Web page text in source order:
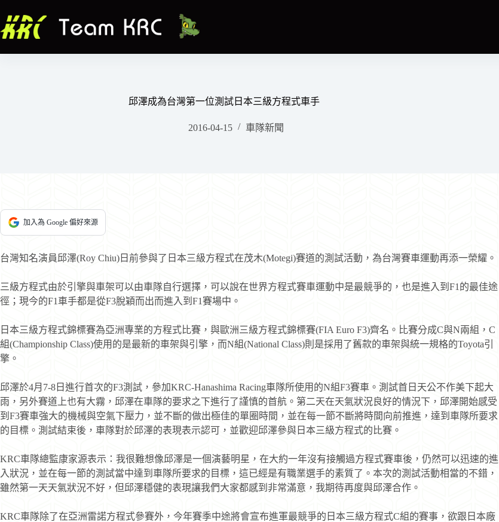
至
主
邱澤成為台灣第一位測試日本三級方程式車手
2016-04-15 車隊新聞
加入為 Google 偏好來源
台灣知名演員邱澤(Roy Chiu)日前參與了日本三級方程式在茂木(Motegi)賽道的測試活動，為台灣賽車運動再添一榮耀。
三級方程式由於引擎與車架可以由車隊自行選擇，可以說在世界方程式賽車運動中是最競爭的，也是進入到F1的最佳途
徑；現今的F1車手都是從F3脫穎而出而進入到F1賽場中。
日本三級方程式錦標賽為亞洲專業的方程式比賽，與歐洲三級方程式錦標賽(FIA Euro F3)齊名。比賽分成C與N兩組，C
組(Championship Class)使用的是最新的車架與引擎，而N組(National Class)則是採用了舊款的車架與統一規格的Toyota引
擎。
邱澤於4月7-8日進行首次的F3測試，參加KRC-Hanashima Racing車隊所使用的N組F3賽車。測試首日天公不作美下起大
雨，另外賽道上也有大霧，邱澤在車隊的要求之下進行了謹慎的首航。第二天在天氣狀況良好的情況下，邱澤開始感受
到F3賽車強大的機械與空氣下壓力，並不斷的做出極佳的單圈時間，並在每一節不斷將時間向前推進，達到車隊所要求
的目標。測試結束後，車隊對於邱澤的表現表示認可，並歡迎邱澤參與日本三級方程式的比賽。
KRC車隊總監康家源表示：我很難想像邱澤是一個演藝明星，在大約一年沒有接觸過方程式賽車後，仍然可以迅速的進
入狀況，並在每一節的測試當中達到車隊所要求的目標，這已經是有職業選手的素質了。本次的測試活動相當的不錯，
雖然第一天天氣狀況不好，但邱澤穩健的表現讓我們大家都感到非常滿意，我期待再度與邱澤合作。
KRC車隊除了在亞洲雷諾方程式參賽外，今年賽季中途將會宣布進軍最競爭的日本三級方程式C組的賽事，欲跟日本廠